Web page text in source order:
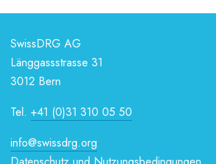
SwissDRG AG
Länggassstrasse 31
3012 Bern
Tel. +41 (0)31 310 05 50
info@swissdrg.org